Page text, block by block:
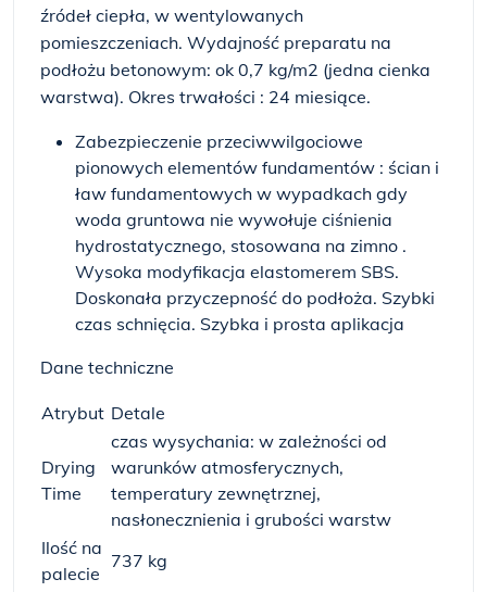
źródeł ciepła, w wentylowanych
pomieszczeniach. Wydajność preparatu na
podłożu betonowym: ok 0,7 kg/m2 (jedna cienka
warstwa). Okres trwałości : 24 miesiące.
Zabezpieczenie przeciwwilgociowe
pionowych elementów fundamentów : ścian i
ław fundamentowych w wypadkach gdy
woda gruntowa nie wywołuje ciśnienia
hydrostatycznego, stosowana na zimno .
Wysoka modyfikacja elastomerem SBS.
Doskonała przyczepność do podłoża. Szybki
czas schnięcia. Szybka i prosta aplikacja
Dane techniczne
Atrybut Detale
Drying
Time
czas wysychania: w zależności od
warunków atmosferycznych,
temperatury zewnętrznej,
nasłonecznienia i grubości warstw
Ilość na
palecie
737 kg